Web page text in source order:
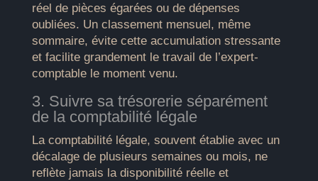
réel de pièces égarées ou de dépenses
oubliées. Un classement mensuel, même
sommaire, évite cette accumulation stressante
et facilite grandement le travail de l’expert-
comptable le moment venu.
3. Suivre sa trésorerie séparément
de la comptabilité légale
La comptabilité légale, souvent établie avec un
décalage de plusieurs semaines ou mois, ne
reflète jamais la disponibilité réelle et